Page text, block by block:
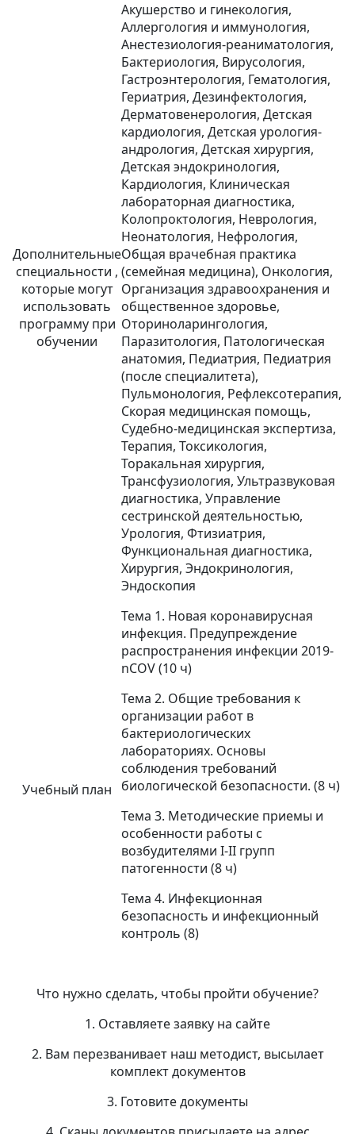
Дополнительные
специальности ,
которые могут
использовать
программу при
обучении
Акушерство и гинекология,
Аллергология и иммунология,
Анестезиология-реаниматология,
Бактериология, Вирусология,
Гастроэнтерология, Гематология,
Гериатрия, Дезинфектология,
Дерматовенерология, Детская
кардиология, Детская урология-
андрология, Детская хирургия,
Детская эндокринология,
Кардиология, Клиническая
лабораторная диагностика,
Колопроктология, Неврология,
Неонатология, Нефрология,
Общая врачебная практика
(семейная медицина), Онкология,
Организация здравоохранения и
общественное здоровье,
Оториноларингология,
Паразитология, Патологическая
анатомия, Педиатрия, Педиатрия
(после специалитета),
Пульмонология, Рефлексотерапия,
Скорая медицинская помощь,
Судебно-медицинская экспертиза,
Терапия, Токсикология,
Торакальная хирургия,
Трансфузиология, Ультразвуковая
диагностика, Управление
сестринской деятельностью,
Урология, Фтизиатрия,
Функциональная диагностика,
Хирургия, Эндокринология,
Эндоскопия
Учебный план
Тема 1. Новая коронавирусная
инфекция. Предупреждение
распространения инфекции 2019-
nCOV (10 ч)
Тема 2. Общие требования к
организации работ в
бактериологических
лабораториях. Основы
соблюдения требований
биологической безопасности. (8 ч)
Тема 3. Методические приемы и
особенности работы с
возбудителями I-II групп
патогенности (8 ч)
Тема 4. Инфекционная
безопасность и инфекционный
контроль (8)
Что нужно сделать, чтобы пройти обучение?
1. Оставляете заявку на сайте
2. Вам перезванивает наш методист, высылает
комплект документов
3. Готовите документы